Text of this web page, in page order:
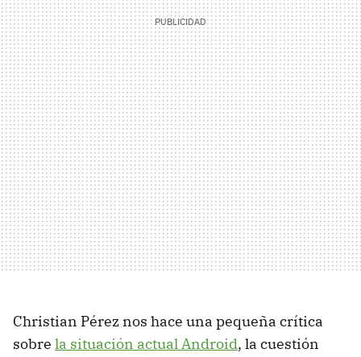
Christian Pérez nos hace una pequeña crítica
sobre la situación actual Android, la cuestión